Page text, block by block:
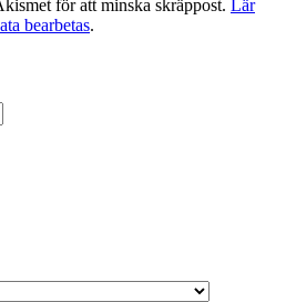
för att minska skräppost. Lär
bearbetas.